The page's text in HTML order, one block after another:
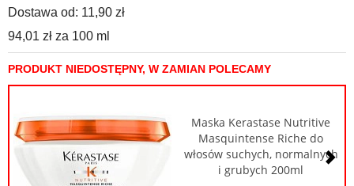
Dostawa od: 11,90 zł
94,01 zł za 100 ml
PRODUKT NIEDOSTĘPNY, W ZAMIAN POLECAMY
Maska Kerastase Nutritive
Masquintense Riche do
włosów suchych, normalnych
i grubych 200ml